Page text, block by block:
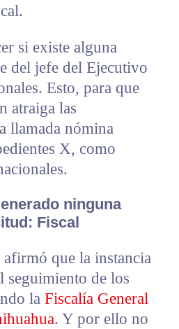
si existe alguna
del jefe del Ejecutivo
Esto, para que
atraiga las
llamada nómina
X, como
ninguna
Fiscal
que la instancia
seguimiento de los
la Fiscalía General
. Y por ello no